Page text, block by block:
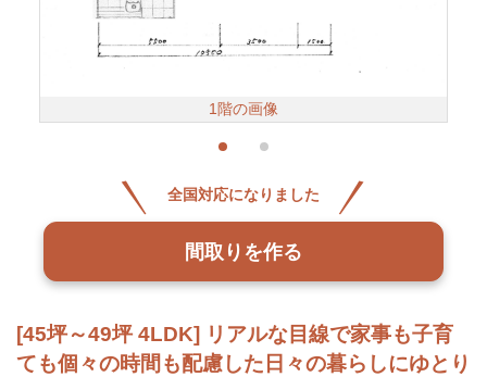
[45坪～49坪 4LDK] リアルな目線で家事も子育
ても個々の時間も配慮した日々の暮らしにゆとり
1階の画像
全国対応になりました
間取りを作る